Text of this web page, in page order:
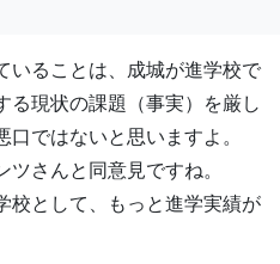
いることは、成城が進学校で
る現状の課題（事実）を厳し
ではないと思いますよ。
さんと同意見ですね。
校として、もっと進学実績が